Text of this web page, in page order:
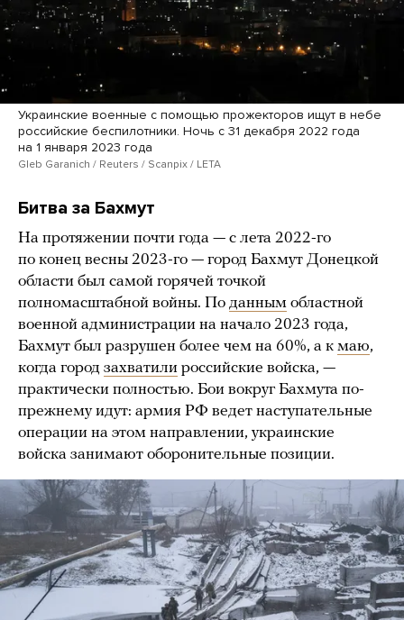
Украинские военные с помощью прожекторов ищут в небе
российские беспилотники. Ночь с 31 декабря 2022 года
на 1 января 2023 года
Gleb Garanich / Reuters / Scanpix / LETA
Битва за Бахмут
На протяжении почти года — с лета 2022-го
по конец весны 2023-го — город Бахмут Донецкой
области был самой горячей точкой
полномасштабной войны. По данным областной
военной администрации на начало 2023 года,
Бахмут был разрушен более чем на 60%, а к маю,
когда город захватили российские войска, —
практически полностью. Бои вокруг Бахмута по-
прежнему идут: армия РФ ведет наступательные
операции на этом направлении, украинские
войска занимают оборонительные позиции.